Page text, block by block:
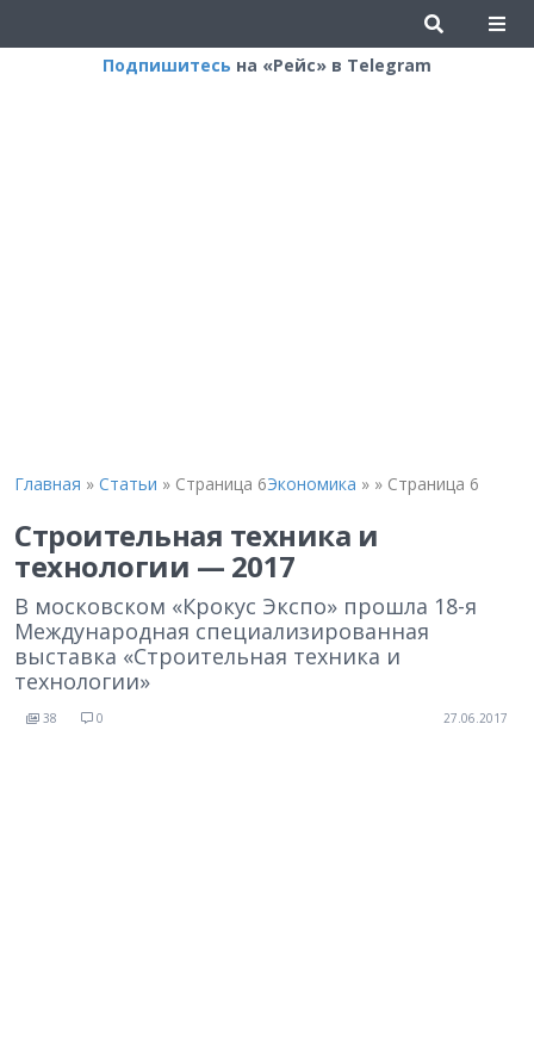
Подпишитесь на «Рейс» в Telegram
Главная » Статьи » Страница 6Экономика » » Страница 6
Строительная техника и
технологии — 2017
В московском «Крокус Экспо» прошла 18-я
Международная специализированная
выставка «Строительная техника и
технологии»
38 0 27.06.2017